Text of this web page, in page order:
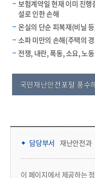
보험계약일 현재 이미 진
설로 인한 손해
온실의 단순 피복재(비닐
소파 미만의 손해(주택의
전쟁, 내란, 폭동, 소요, 노
국민재난안전포털 풍수
담당부서 정보 & 컨텐츠 만족도 조사 & 공공저작물 자유이용 허락 표시
담당부서 재난안전과
이 페이지에서 제공하는